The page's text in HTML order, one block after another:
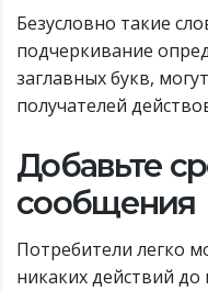
Безусловно такие
подчеркивание
заглавных букв,
получателей
Добавьте
сообщения
Потребители легко
никаких действий